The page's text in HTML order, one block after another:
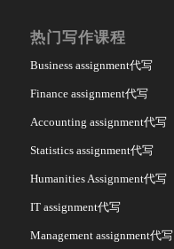
热门写作课程
Business assignment代写
Finance assignment代写
Accounting assignment代写
Statistics assignment代写
Humanities Assignment代写
IT assignment代写
Management assignment代写